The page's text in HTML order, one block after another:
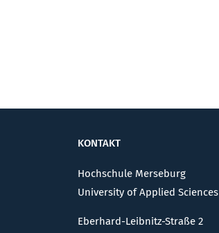
KONTAKT
Hochschule Merseburg
University of Applied Sciences
Eberhard-Leibnitz-Straße 2